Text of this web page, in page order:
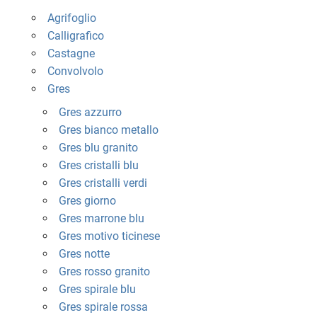
Agrifoglio
Calligrafico
Castagne
Convolvolo
Gres
Gres azzurro
Gres bianco metallo
Gres blu granito
Gres cristalli blu
Gres cristalli verdi
Gres giorno
Gres marrone blu
Gres motivo ticinese
Gres notte
Gres rosso granito
Gres spirale blu
Gres spirale rossa